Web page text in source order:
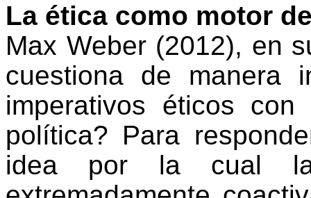
La ética como motor
Max Weber (2012), en
cuestiona de manera
imperativos éticos
política? Para
idea por la cual